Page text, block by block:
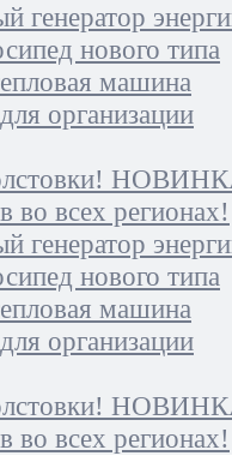
генератор
нового типа
машина
организации
всех регионах!
генератор
нового типа
машина
организации
всех регионах!